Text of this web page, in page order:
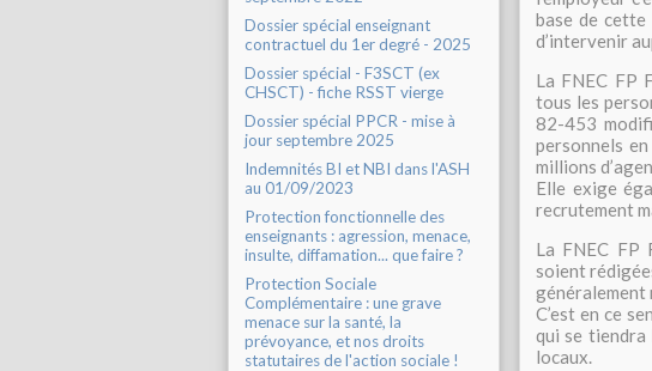
Dossier spécial enseignant
contractuel du 1er degré - 2025
Dossier spécial - F3SCT (ex
CHSCT) - fiche RSST vierge
Dossier spécial PPCR - mise à
jour septembre 2025
Indemnités BI et NBI dans l'ASH
au 01/09/2023
Protection fonctionnelle des
enseignants : agression, menace,
insulte, diffamation... que faire ?
Protection Sociale
Complémentaire : une grave
menace sur la santé, la
prévoyance, et nos droits
statutaires de l'action sociale !
base de cette
d’intervenir
La FNEC FP
tous les
82-453
personnels
millions
Elle exige
recrutement
La FNEC FP
soient
généralement
C’est en ce
qui se tiendra
locaux.